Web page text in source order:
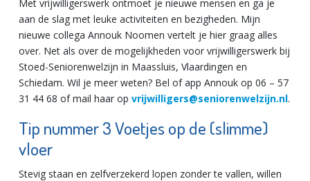
Met vrijwilligerswerk ontmoet je nieuwe mensen en ga je
aan de slag met leuke activiteiten en bezigheden. Mijn
nieuwe collega Annouk Noomen vertelt je hier graag alles
over. Net als over de mogelijkheden voor vrijwilligerswerk bij
Stoed-Seniorenwelzijn in Maassluis, Vlaardingen en
Schiedam. Wil je meer weten? Bel of app Annouk op 06 – 57
31 44 68 of mail haar op vrijwilligers@seniorenwelzijn.nl.
Tip nummer 3 Voetjes op de (slimme)
vloer
Stevig staan en zelfverzekerd lopen zonder te vallen, willen